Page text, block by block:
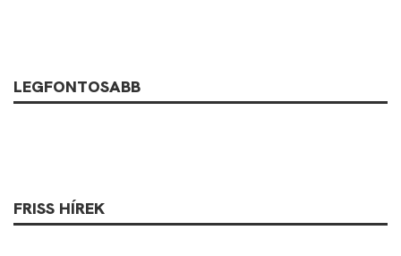
LEGFONTOSABB
FRISS HÍREK